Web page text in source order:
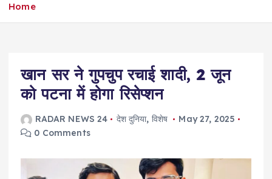
Home
खान सर ने गुपचुप रचाई शादी, 2 जून
को पटना में होगा रिसेप्शन
RADAR NEWS 24 देश दुनिया, विशेष
May 27, 2025
0 Comments